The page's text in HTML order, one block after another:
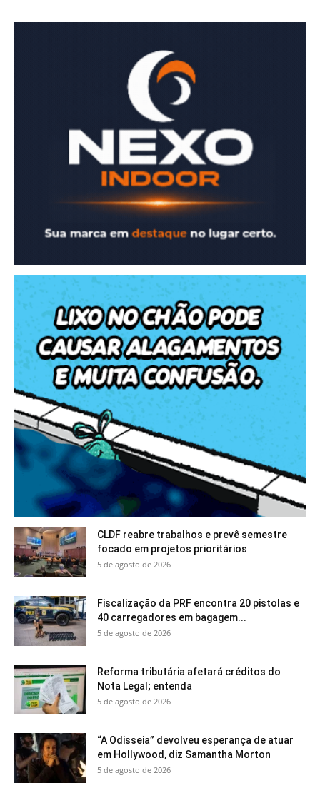
CLDF reabre trabalhos e prevê semestre
focado em projetos prioritários
5 de agosto de 2026
Fiscalização da PRF encontra 20 pistolas e
40 carregadores em bagagem...
5 de agosto de 2026
Reforma tributária afetará créditos do
Nota Legal; entenda
5 de agosto de 2026
“A Odisseia” devolveu esperança de atuar
em Hollywood, diz Samantha Morton
5 de agosto de 2026